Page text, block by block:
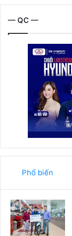
— QC —
Phổ biến